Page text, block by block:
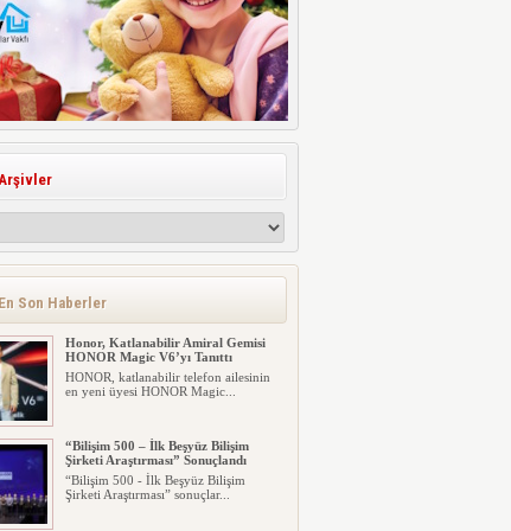
En Son Haberler
Honor, Katlanabilir Amiral Gemisi
HONOR Magic V6’yı Tanıttı
HONOR, katlanabilir telefon ailesinin
en yeni üyesi HONOR Magic...
“Bilişim 500 – İlk Beşyüz Bilişim
Şirketi Araştırması” Sonuçlandı
“Bilişim 500 - İlk Beşyüz Bilişim
Şirketi Araştırması” sonuçlar...